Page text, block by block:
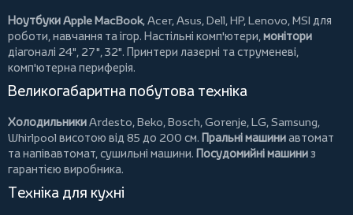
Ноутбуки Apple MacBook,Acer,Asus,Dell,HP,Lenovo,MSI для
роботи, навчання та ігор. Настільні комп'ютери,монітори
діагоналі 24", 27", 32". Принтери лазерні та струменеві,
комп'ютерна периферія.
Великогабаритна побутова техніка
ХолодильникиArdesto,Beko,Bosch,Gorenje,LG,Samsung,
Whirlpool висотою від 85 до 200 см. Пральні машиниавтомат
та напівавтомат,сушильні машини. Посудомийні машиниз
гарантією виробника.
Техніка для кухні